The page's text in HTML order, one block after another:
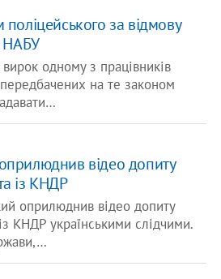
за відмову
НАБУ
одному з працівників
на те законом
відео допиту
із КНДР
оприлюднив відео допиту
КНДР українськими слідчими.